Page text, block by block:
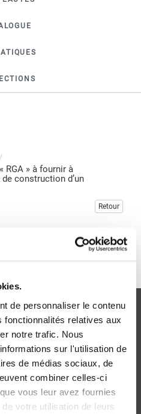
de personnaliser le contenu
relatives aux
notre trafic. Nous
sur l'utilisation de
de médias sociaux, de
combiner celles-ci
vous leur avez fournies
votre utilisation de leurs
RGA » à fournir à
de construction d’un
Retour
accéder à cette publication
entier